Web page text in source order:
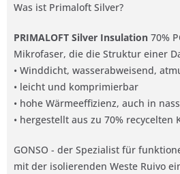
Was ist Primaloft Silver?
PRIMALOFT Silver Insulation 70%
Mikrofaser, die die Struktur einer
• Winddicht, wasserabweisend,
• leicht und komprimierbar
• hohe Wärmeeffizienz, auch in
• hergestellt aus zu 70% recycelten
GONSO - der Spezialist für
mit der isolierenden Weste Ruivo